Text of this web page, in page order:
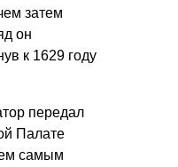
затем
он
к 1629 году
передал
Палате
самым